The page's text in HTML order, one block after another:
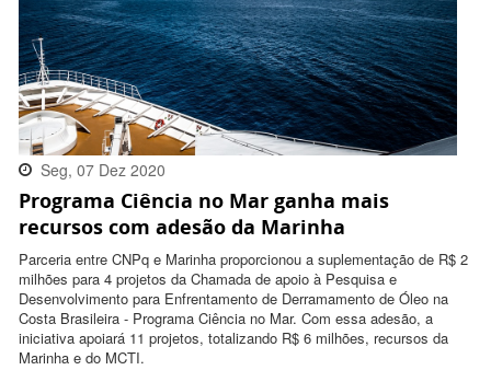
Seg, 07 Dez 2020
12:31:00 -0300
Programa Ciência no Mar ganha mais
recursos com adesão da Marinha
Parceria entre CNPq e Marinha proporcionou a suplementação de R$ 2
milhões para 4 projetos da Chamada de apoio à Pesquisa e
Desenvolvimento para Enfrentamento de Derramamento de Óleo na
Costa Brasileira - Programa Ciência no Mar. Com essa adesão, a
iniciativa apoiará 11 projetos, totalizando R$ 6 milhões, recursos da
Marinha e do MCTI.